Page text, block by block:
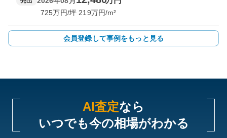
725万円/坪 219万円/m²
会員登録して事例をもっと見る
AI査定なら
いつでも今の相場がわかる